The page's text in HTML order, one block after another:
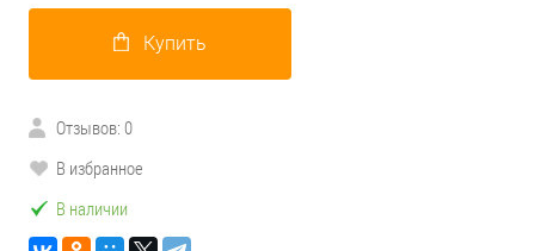
Купить
Отзывов: 0
В избранное
В наличии